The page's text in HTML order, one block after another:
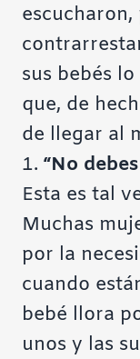
sus bebés
que, de
de llegar al
1. “No
Esta es tal
Muchas
por la
cuando
bebé llora
unos y las